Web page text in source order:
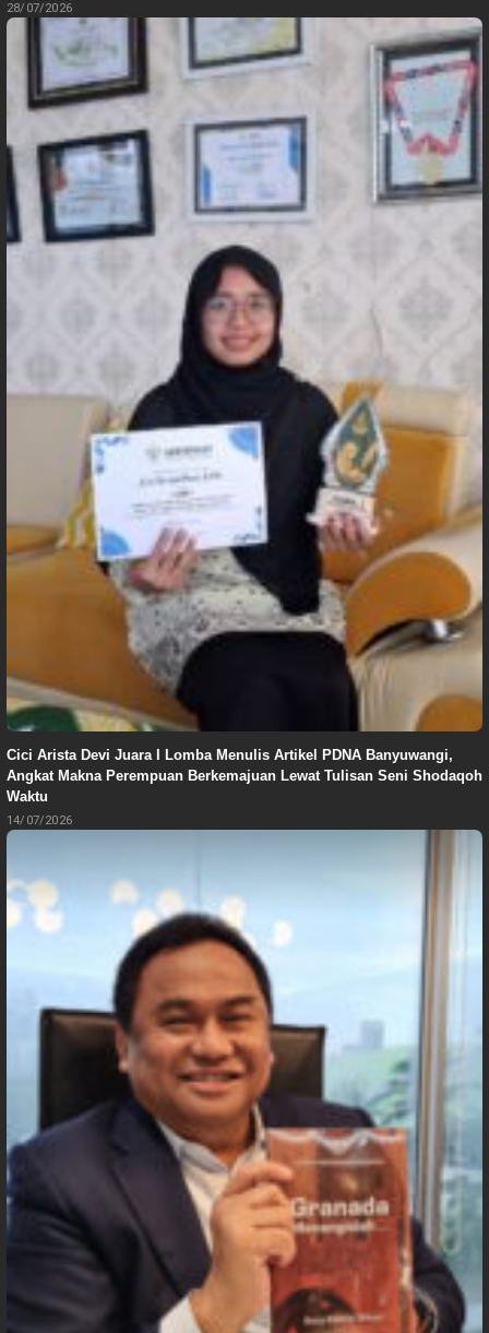
28/07/2026
Cici Arista Devi Juara I Lomba Menulis Artikel PDNA Banyuwangi,
Angkat Makna Perempuan Berkemajuan Lewat Tulisan Seni Shodaqoh
Waktu
14/07/2026